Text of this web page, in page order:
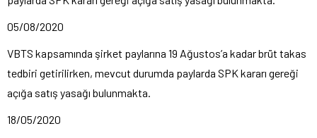
05/08/2020
VBTS kapsamında şirket paylarına 19 Ağustos’a kadar brüt takas
tedbiri getirilirken, mevcut durumda paylarda SPK kararı gereği
açığa satış yasağı bulunmakta.
18/05/2020